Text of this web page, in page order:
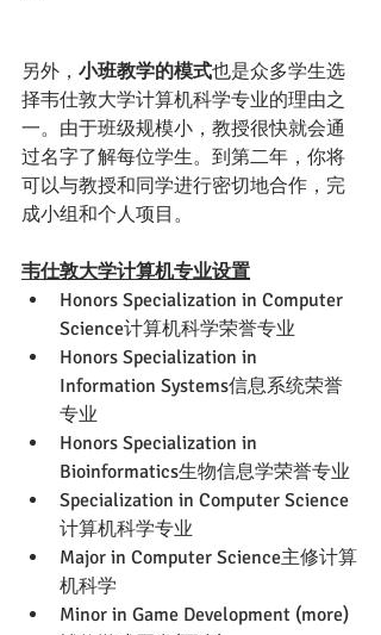
另外， 小班教学的模式也是众多学生选
择韦仕敦大学计算机科学专业的理由之
一。由于班级规模小，教授很快就会通
过名字了解每位学生。到第二年，你将
可以与教授和同学进行密切地合作，完
成小组和个人项目。
韦仕敦大学计算机专业设置
Honors Specialization in Computer
Science计算机科学荣誉专业
Honors Specialization in
Information Systems信息系统荣誉
专业
Honors Specialization in
Bioinformatics生物信息学荣誉专业
Specialization in Computer Science
计算机科学专业
Major in Computer Science主修计算
机科学
Minor in Game Development (more)